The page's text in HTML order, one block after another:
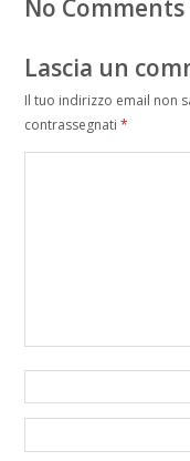
No Comments
Lascia un
Il tuo indirizzo email non
contrassegnati *